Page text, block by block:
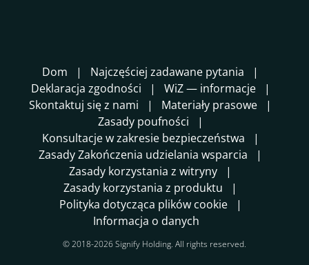
Dom
Najczęściej zadawane pytania
Deklaracja zgodności
WiZ — informacje
Skontaktuj się z nami
Materiały prasowe
Zasady poufności
Konsultacje w zakresie bezpieczeństwa
Zasady Zakończenia udzielania wsparcia
Zasady korzystania z witryny
Zasady korzystania z produktu
Polityka dotycząca plików cookie
Informacja o danych
© 2018-2026 Signify Holding. All rights reserved.